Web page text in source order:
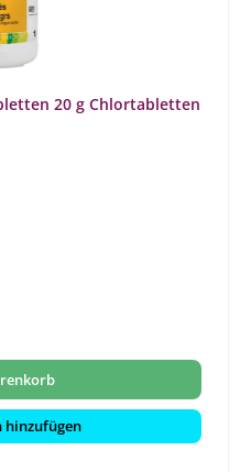
20 g Chlortabletten
hinzufügen